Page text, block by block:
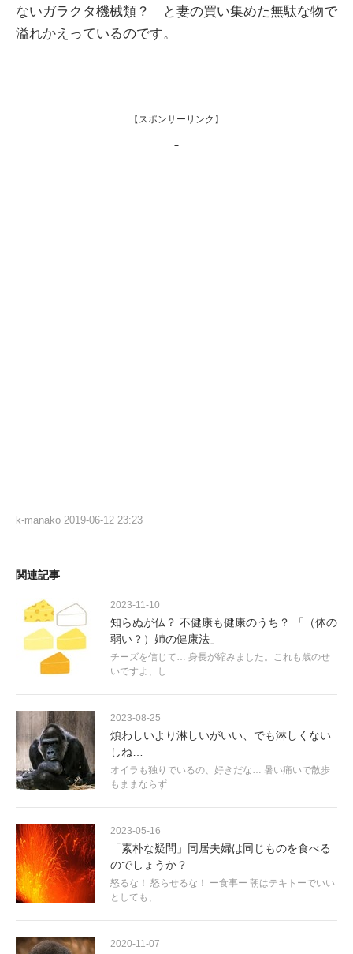
ないガラクタ機械類？ と妻の買い集めた無駄な物で
溢れかえっているのです。
【スポンサーリンク】
k-manako 2019-06-12 23:23
関連記事
2023-11-10
知らぬが仏？ 不健康も健康のうち？ 「（体の
弱い？）姉の健康法」
チーズを信じて… 身長が縮みました。これも歳のせ
いですよ、し…
2023-08-25
煩わしいより淋しいがいい、でも淋しくない
しね…
オイラも独りでいるの、好きだな… 暑い痛いで散歩
もままならず…
2023-05-16
「素朴な疑問」同居夫婦は同じものを食べる
のでしょうか？
怒るな！ 怒らせるな！ ー食事ー 朝はテキトーでいい
としても、…
2020-11-07